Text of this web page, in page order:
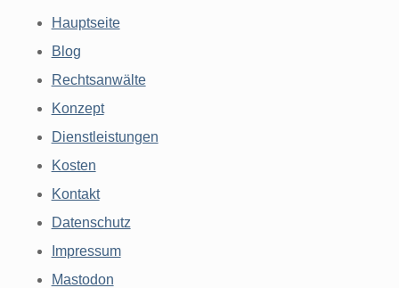
Hauptseite
Blog
Rechtsanwälte
Konzept
Dienstleistungen
Kosten
Kontakt
Datenschutz
Impressum
Mastodon